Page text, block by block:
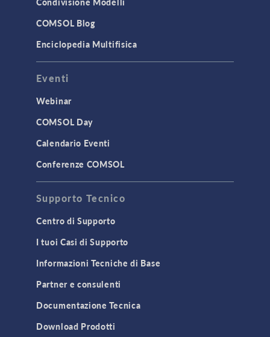
COMSOL Blog
Enciclopedia Multifisica
Eventi
Webinar
COMSOL Day
Calendario Eventi
Conferenze COMSOL
Supporto Tecnico
Centro di Supporto
I tuoi Casi di Supporto
Informazioni Tecniche di Base
Partner e consulenti
Documentazione Tecnica
Download Prodotti